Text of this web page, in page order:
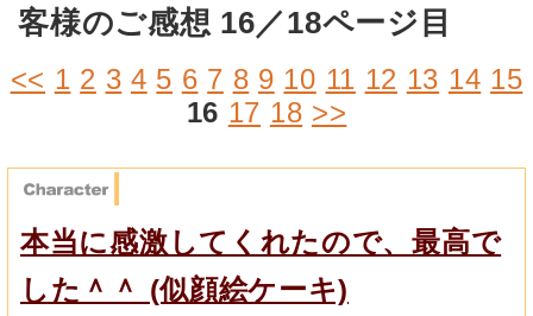
客様のご感想 16／18ページ目
<< 1 2 3 4 5 6 7 8 9 10 11 12 13 14 15
16 17 18 >>
本当に感激してくれたので、最高で
した＾＾ (似顔絵ケーキ)